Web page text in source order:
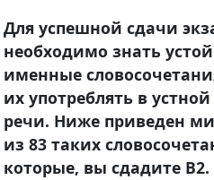
Для успешной сдачи
необходимо знать
именные
их употреблять в
речи. Ниже приведен
из 83 таких
которые, вы сдадите В2.